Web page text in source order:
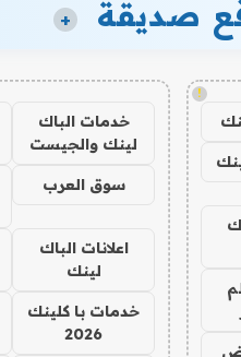
صديقة +
!
خدمات الباك
لينك والجيست
سوق العرب
اعلانات الباك
لينك
خدمات با كلينك
2026